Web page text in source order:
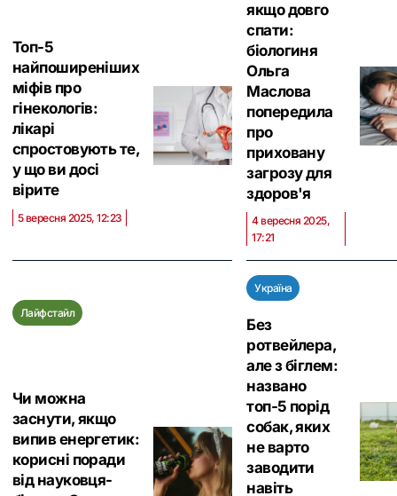
Топ-5
найпоширеніших
міфів про
гінекологів:
лікарі
спростовують те,
у що ви досі
вірите
5 вересня 2025, 12:23
якщо довго
спати:
біологиня
Ольга
Маслова
попередила
про
приховану
загрозу для
здоров'я
4 вересня 2025,
17:21
Лайфстайл
Чи можна
заснути, якщо
випив енергетик:
корисні поради
від науковця-
Україна
Без
ротвейлера,
але з біглем:
названо
топ-5 порід
собак, яких
не варто
заводити
навіть